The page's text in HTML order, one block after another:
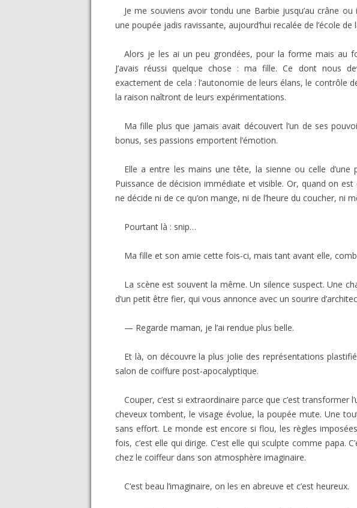
Je me souviens avoir tondu une Barbie jusqu’au crâne
une poupée jadis ravissante, aujourd’hui recalée de l’école de
Alors je les ai un peu grondées, pour la forme mais au
J’avais réussi quelque chose : ma fille. Ce dont nous
exactement de cela : l’autonomie de leurs élans, le contrôle
la raison naîtront de leurs expérimentations.
Ma fille plus que jamais avait découvert l’un de ses
bonus, ses passions emportent l’émotion.
Elle a entre les mains une tête, la sienne ou celle
Puissance de décision immédiate et visible. Or, quand on
ne décide ni de ce qu’on mange, ni de l’heure du coucher, ni
Pourtant là : snip…
Ma fille et son amie cette fois-ci, mais tant avant elle,
La scène est souvent la même. Un silence suspect. Une
d’un petit être fier, qui vous annonce avec un sourire
— Regarde maman, je l’ai rendue plus belle.
Et là, on découvre la plus jolie des représentations
salon de coiffure post-apocalyptique.
Couper, c’est si extraordinaire parce que c’est transformer
cheveux tombent, le visage évolue, la poupée mute. Une
sans effort. Le monde est encore si flou, les règles
fois, c’est elle qui dirige. C’est elle qui sculpte comme papa.
chez le coiffeur dans son atmosphère imaginaire.
C’est beau l’imaginaire, on les en abreuve et c’est heureux.